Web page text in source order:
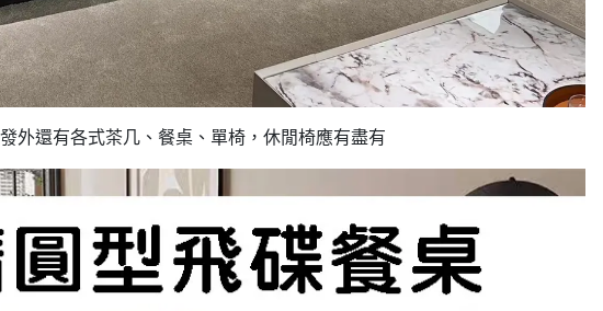
外還有各式茶几、餐桌、單椅，休閒椅應有盡有